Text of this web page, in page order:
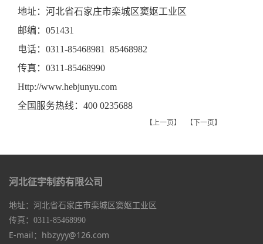
地址：河北省石家庄市栾城区窦妪工业区
邮编： 051431
电话： 0311-85468981
85468982
传真： 0311-85468990
Http://www.hebjunyu.com
全国服务热线： 400 0235688
【上一页】 【下一页】
河北征宇制药有限公司
地址：河北省石家庄市栾城区窦妪工业区
传真：0311-85468990
E-mail：hbzyyy@126.com